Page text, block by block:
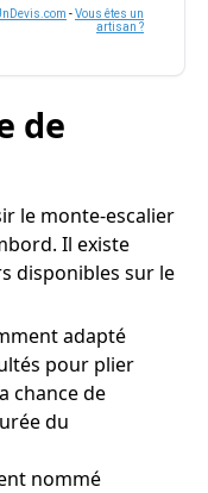
-Vous êtes un
artisan ?
de
le monte-escalier
Il existe
disponibles sur le
adapté
pour plier
chance de
du
nommé